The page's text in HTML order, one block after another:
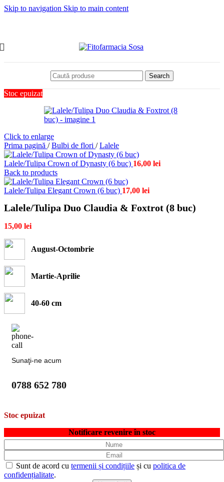
Skip to navigation Skip to main content
Search
Stoc epuizat
Click to enlarge
Prima pagină / Bulbi de flori / Lalele
Lalele/Tulipa Crown of Dynasty (6 buc) 16,00 lei
Back to products
Lalele/Tulipa Elegant Crown (6 buc) 17,00 lei
Lalele/Tulipa Duo Claudia & Foxtrot (8 buc)
15,00 lei
August-Octombrie
Martie-Aprilie
40-60 cm
Sunaţi-ne acum
0788 652 780
Stoc epuizat
Notificare revenire în stoc
Sunt de acord cu termenii și condițiile și cu politica de
confidențialitate.